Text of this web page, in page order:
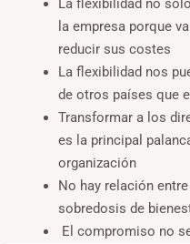
La flexibilidad no
la empresa porque
reducir sus costes
La flexibilidad nos
de otros países que
Transformar a los
es la principal
organización
No hay relación
sobredosis de
El compromiso no